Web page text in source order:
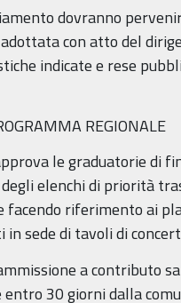
dovranno
con atto del
indicate e rese
REGIONALE
le graduatorie di
elenchi di priorità
riferimento ai
in sede di tavoli di
a contributo
30 giorni dalla